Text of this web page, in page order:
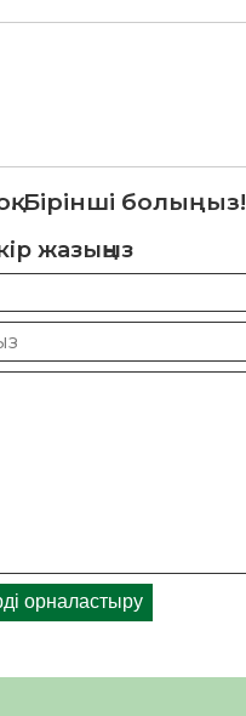
Бірінші болыңыз!
жазыңыз